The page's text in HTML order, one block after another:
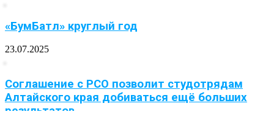
«БумБатл» круглый год
23.07.2025
Соглашение с РСО позволит студотрядам
Алтайского края добиваться ещё больших
результатов